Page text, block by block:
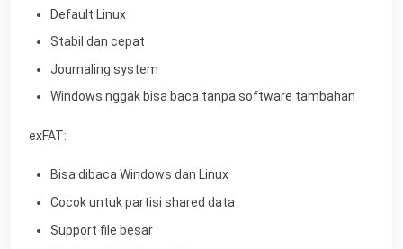
Default Linux
Stabil dan cepat
Journaling system
Windows nggak bisa baca tanpa software tambahan
exFAT:
Bisa dibaca Windows dan Linux
Cocok untuk partisi shared data
Support file besar